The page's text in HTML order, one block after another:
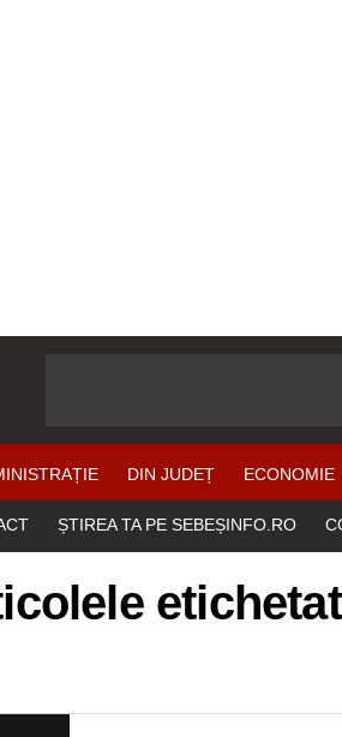
DIN JUDEȚ ECONOMIE
ȘTIREA TA PE SEBEȘINFO.RO